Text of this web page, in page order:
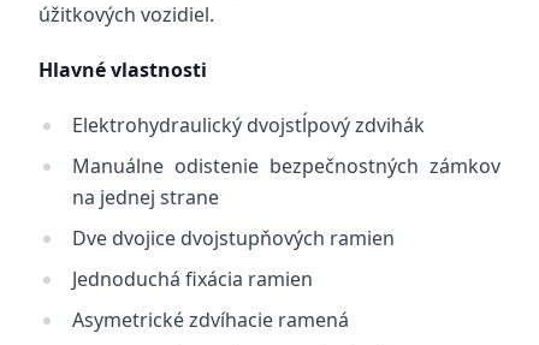
úžitkových vozidiel.
Hlavné vlastnosti
Elektrohydraulický dvojstĺpový zdvihák
Manuálne odistenie bezpečnostných zámkov
na jednej strane
Dve dvojice dvojstupňových ramien
Jednoduchá fixácia ramien
Asymetrické zdvíhacie ramená